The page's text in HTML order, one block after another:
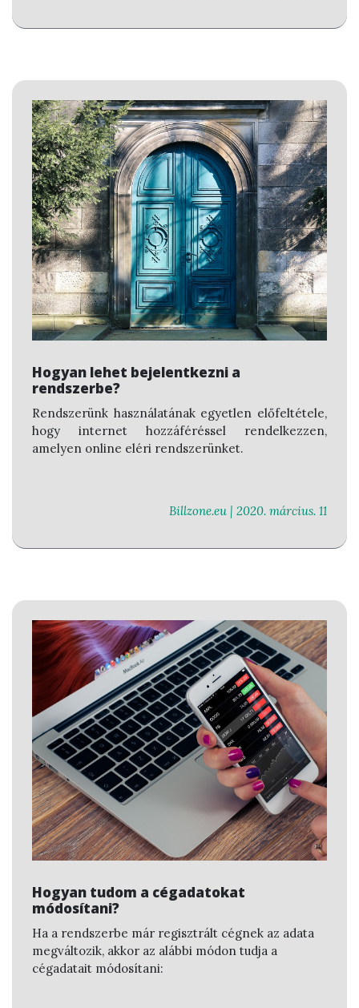
Hogyan lehet bejelentkezni a
rendszerbe?
Rendszerünk használatának egyetlen előfeltétele,
hogy internet hozzáféréssel rendelkezzen,
amelyen online eléri rendszerünket.
Billzone.eu | 2020. március. 11
Hogyan tudom a cégadatokat
módosítani?
Ha a rendszerbe már regisztrált cégnek az adata
megváltozik, akkor az alábbi módon tudja a
cégadatait módosítani: